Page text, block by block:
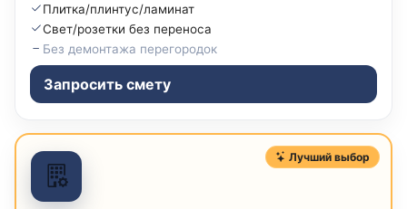
Плитка/плинтус/ламинат
Свет/розетки без переноса
Без демонтажа перегородок
Запросить смету
Лучший выбор